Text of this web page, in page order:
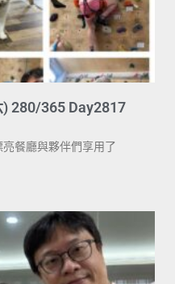
280/365 Day2817
餐廳與夥伴們享用了